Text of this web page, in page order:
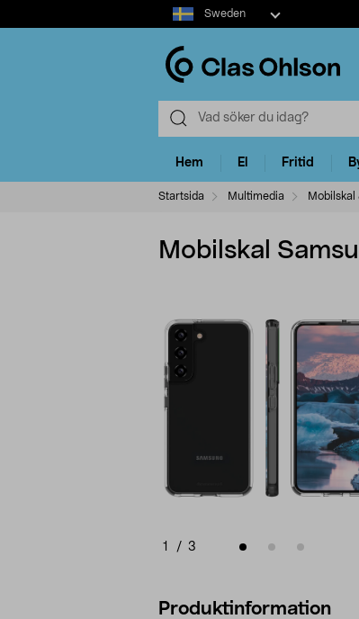
Select
market
Sweden
Hem El Fritid
Startsida Multimedia Mobilskal
Mobilskal
1 / 3
Produktinformation